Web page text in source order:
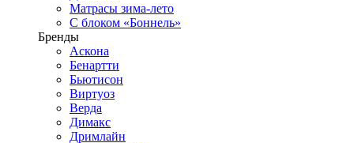
Матрасы зима-лето
С блоком «Боннель»
Бренды
Аскона
Бенартти
Бьютисон
Виртуоз
Верда
Димакс
Дримлайн